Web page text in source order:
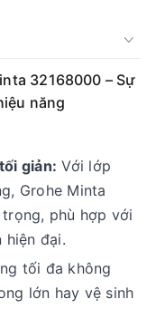
32168000 – Sự
năng
giản: Với lớp
Grohe Minta
phù hợp với
hiện đại.
tối đa không
lớn hay vệ sinh